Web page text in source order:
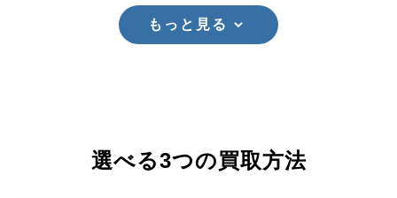
もっと見る
選べる3つの買取方法